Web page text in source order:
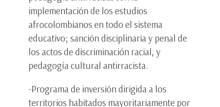
implementación de los estudios
afrocolombianos en todo el sistema
educativo; sanción disciplinaria y penal de
los actos de discriminación racial, y
pedagogía cultural antirracista.
-Programa de inversión dirigida a los
territorios habitados mayoritariamente por